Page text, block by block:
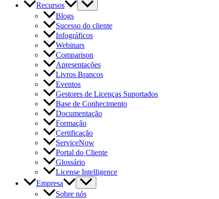
Recursos
Blogs
Sucesso do cliente
Infográficos
Webinars
Comparison
Apresentações
Livros Brancos
Eventos
Gestores de Licenças Suportados
Base de Conhecimento
Documentação
Formação
Certificação
ServiceNow
Portal do Cliente
Glossário
License Intelligence
Empresa
Sobre nós